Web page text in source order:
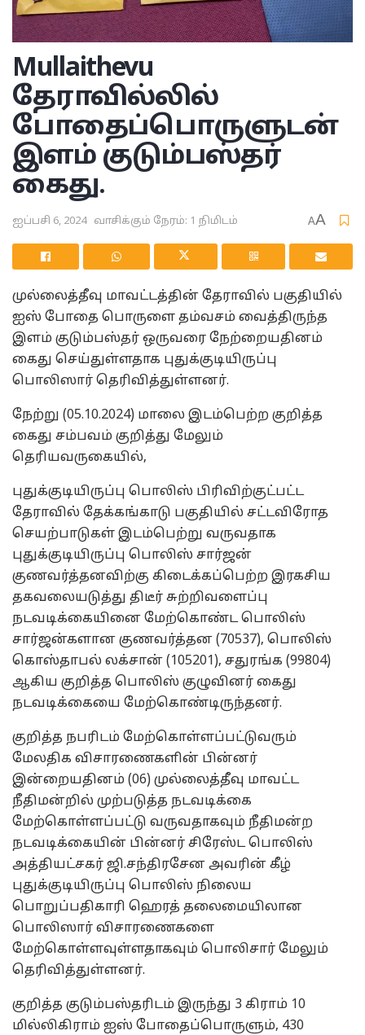
Mullaithevu
தேராவில்லில்
போதைப்பொருளுடன்
இளம் குடும்பஸ்தர்
கைது.
ஐப்பசி 6, 2024 வாசிக்கும் நேரம்: 1 நிமிடம் AA
முல்லைத்தீவு மாவட்டத்தின் தேராவில் பகுதியில்
ஐஸ் போதை பொருளை தம்வசம் வைத்திருந்த
இளம் குடும்பஸ்தர் ஒருவரை நேற்றையதினம்
கைது செய்துள்ளதாக புதுக்குடியிருப்பு
பொலிஸார் தெரிவித்துள்ளனர்.
நேற்று (05.10.2024) மாலை இடம்பெற்ற குறித்த
கைது சம்பவம் குறித்து மேலும்
தெரியவருகையில்,
புதுக்குடியிருப்பு பொலிஸ் பிரிவிற்குட்பட்ட
தேராவில் தேக்கங்காடு பகுதியில் சட்டவிரோத
செயற்பாடுகள் இடம்பெற்று வருவதாக
புதுக்குடியிருப்பு பொலிஸ் சார்ஜன்
குணவர்த்தனவிற்கு கிடைக்கப்பெற்ற இரகசிய
தகவலையடுத்து திடீர் சுற்றிவளைப்பு
நடவடிக்கையினை மேற்கொண்ட பொலிஸ்
சார்ஜன்களான குணவர்த்தன (70537), பொலிஸ்
கொஸ்தாபல் லக்சான் (105201), சதுரங்க (99804)
ஆகிய குறித்த பொலிஸ் குழுவினர் கைது
நடவடிக்கையை மேற்கொண்டிருந்தனர்.
குறித்த நபரிடம் மேற்கொள்ளப்பட்டுவரும்
மேலதிக விசாரணைகளின் பின்னர்
இன்றையதினம் (06) முல்லைத்தீவு மாவட்ட
நீதிமன்றில் முற்படுத்த நடவடிக்கை
மேற்கொள்ளப்பட்டு வருவதாகவும் நீதிமன்ற
நடவடிக்கையின் பின்னர் சிரேஸ்ட பொலிஸ்
அத்தியட்சகர் ஜி.சந்திரசேன அவரின் கீழ்
புதுக்குடியிருப்பு பொலிஸ் நிலைய
பொறுப்பதிகாரி ஹெரத் தலைமையிலான
பொலிஸார் விசாரணைகளை
மேற்கொள்ளவுள்ளதாகவும் பொலிசார் மேலும்
தெரிவித்துள்ளனர்.
குறித்த குடும்பஸ்தரிடம் இருந்து 3 கிராம் 10
மில்லிகிராம் ஐஸ் போதைப்பொருளும், 430